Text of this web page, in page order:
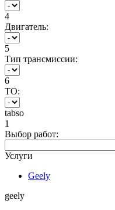
4
Двигатель:
5
Тип трансмиссии:
6
ТО:
tabso
1
Выбор работ:
Услуги
Geely
geely